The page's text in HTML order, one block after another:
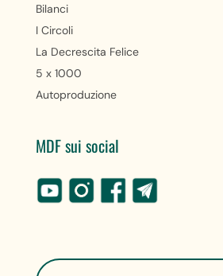
Bilanci
I Circoli
La Decrescita Felice
5 x 1000
Autoproduzione
MDF sui social